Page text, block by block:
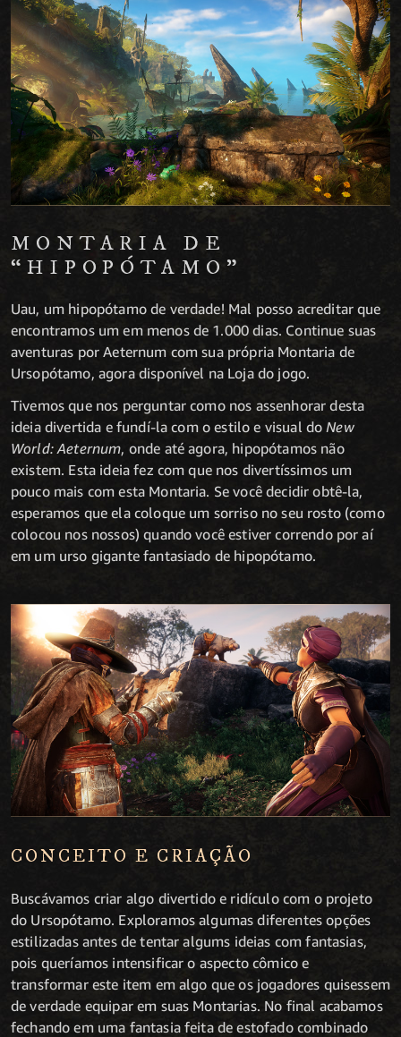
MONTARIA DE
“HIPOPÓTAMO”
Uau, um hipopótamo de verdade! Mal posso acreditar que
encontramos um em menos de 1.000 dias. Continue suas
aventuras por Aeternum com sua própria Montaria de
Ursopótamo, agora disponível na Loja do jogo.
Tivemos que nos perguntar como nos assenhorar desta
ideia divertida e fundí-la com o estilo e visual do New
World: Aeternum, onde até agora, hipopótamos não
existem. Esta ideia fez com que nos divertíssimos um
pouco mais com esta Montaria. Se você decidir obtê-la,
esperamos que ela coloque um sorriso no seu rosto (como
colocou nos nossos) quando você estiver correndo por aí
em um urso gigante fantasiado de hipopótamo.
CONCEITO E CRIAÇÃO
Buscávamos criar algo divertido e ridículo com o projeto
do Ursopótamo. Exploramos algumas diferentes opções
estilizadas antes de tentar algums ideias com fantasias,
pois queríamos intensificar o aspecto cômico e
transformar este item em algo que os jogadores quisessem
de verdade equipar em suas Montarias. No final acabamos
fechando em uma fantasia feita de estofado combinado